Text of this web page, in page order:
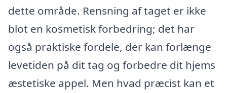
dette område. Rensning af taget er ikke
blot en kosmetisk forbedring; det har
også praktiske fordele, der kan forlænge
levetiden på dit tag og forbedre dit hjems
æstetiske appel. Men hvad præcist kan et